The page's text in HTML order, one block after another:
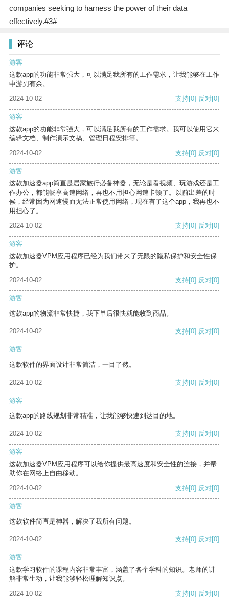
companies seeking to harness the power of their data
effectively.#3#
评论
游客
这款app的功能非常强大，可以满足我所有的工作需求，让我能够在工作
中游刃有余。
2024-10-02
支持[0] 反对[0]
游客
这款app的功能非常强大，可以满足我所有的工作需求。我可以使用它来
编辑文档、制作演示文稿、管理日程安排等。
2024-10-02
支持[0] 反对[0]
游客
这款加速器app简直是居家旅行必备神器，无论是看视频、玩游戏还是工
作办公，都能畅享高速网络，再也不用担心网速卡顿了。以前出差的时
候，经常因为网速慢而无法正常使用网络，现在有了这个app，我再也不
用担心了。
2024-10-02
支持[0] 反对[0]
游客
这款加速器VPM应用程序已经为我们带来了无限的隐私保护和安全性保
护。
2024-10-02
支持[0] 反对[0]
游客
这款app的物流非常快捷，我下单后很快就能收到商品。
2024-10-02 支持[0] 反对[0]
游客
这款软件的界面设计非常简洁，一目了然。
2024-10-02 支持[0] 反对[0]
游客
这款app的路线规划非常精准，让我能够快速到达目的地。
2024-10-02 支持[0] 反对[0]
游客
这款加速器VPM应用程序可以给你提供最高速度和安全性的连接，并帮
助你在网络上自由移动。
2024-10-02
支持[0] 反对[0]
游客
这款软件简直是神器，解决了我所有问题。
2024-10-02 支持[0] 反对[0]
游客
这款学习软件的课程内容非常丰富，涵盖了各个学科的知识。老师的讲
解非常生动，让我能够轻松理解知识点。
2024-10-02
支持[0] 反对[0]